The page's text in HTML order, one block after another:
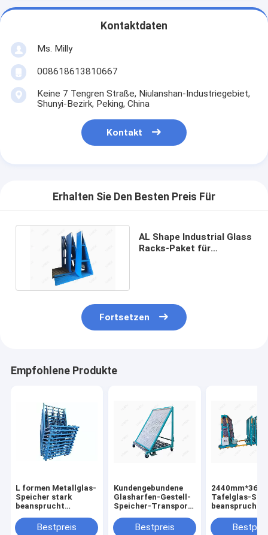
Kontaktdaten
Ms. Milly
008618613810667
Keine 7 Tengren Straße, Niulanshan-Industriegebiet,
Shunyi-Bezirk, Peking, China
Kontakt
Erhalten Sie Den Besten Preis Für
AL Shape Industrial Glass
Racks-Paket für
Fortsetzen
Empfohlene Produkte
L formen Metallglas-
Speicher stark
beansprucht
Glasverarbeitung
Bestpreis
Kundengebundene
Glasharfen-Gestell-
Speicher-Transport-
Bestpreis
Tafelglas-
beansprucht
Motor stark